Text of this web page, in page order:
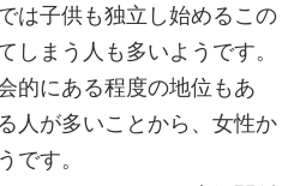
は子供も独立し始めるこの
しまう人も多いようです。
的にある程度の地位もあ
人が多いことから、女性か
です。